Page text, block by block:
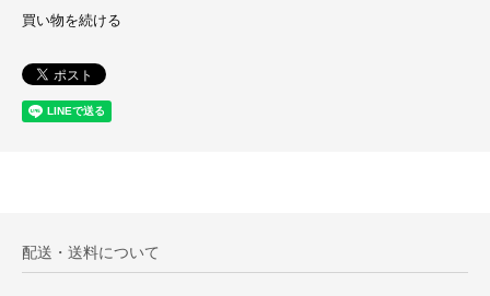
買い物を続ける
配送・送料について